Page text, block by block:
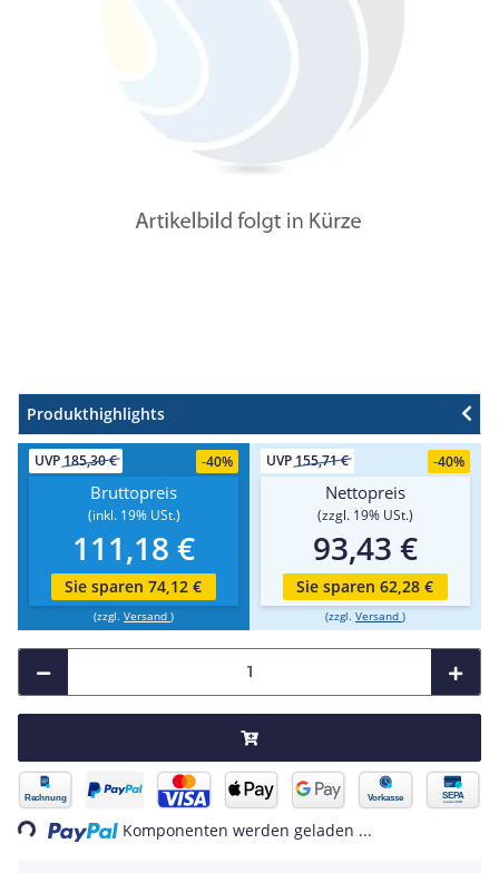
Produkthighlights
UVP 185,30 € -40%
Bruttopreis
(inkl. 19% USt.)
111,18 €
Sie sparen 74,12 €
(zzgl. Versand )
UVP 155,71 € -40%
Nettopreis
(zzgl. 19% USt.)
93,43 €
Sie sparen 62,28 €
(zzgl. Versand )
Loading... Komponenten werden geladen ...